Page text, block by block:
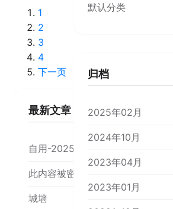
1
2
3
4
下一页
最新文章
自用-20250206
此内容被密码保护
城墙
默认分类
归档
2025年02月
2024年10月
2023年04月
2023年01月